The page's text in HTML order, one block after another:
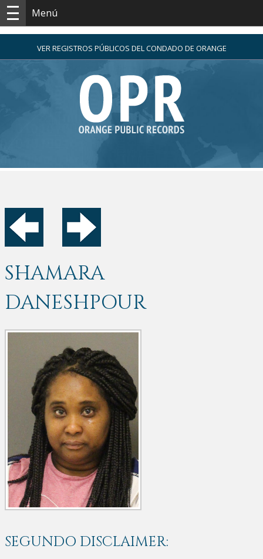
Menú
VER REGISTROS PÚBLICOS DEL CONDADO DE ORANGE
SHAMARA
DANESHPOUR
SEGUNDO DISCLAIMER: